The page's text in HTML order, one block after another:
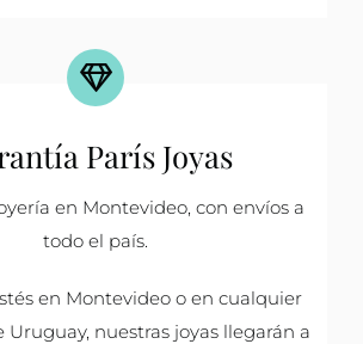
París Joyas
en Montevideo, con envíos a
todo el país.
en Montevideo o en cualquier
nuestras joyas llegarán a